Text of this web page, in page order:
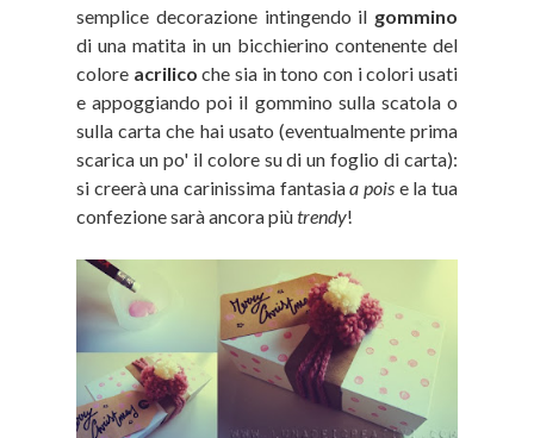
semplice decorazione intingendo il gommino
di una matita in un bicchierino contenente del
colore acrilico che sia in tono con i colori usati
e appoggiando poi il gommino sulla scatola o
sulla carta che hai usato (eventualmente prima
scarica un po' il colore su di un foglio di carta):
si creerà una carinissima fantasiaa pois e la tua
confezione sarà ancora piùtrendy!